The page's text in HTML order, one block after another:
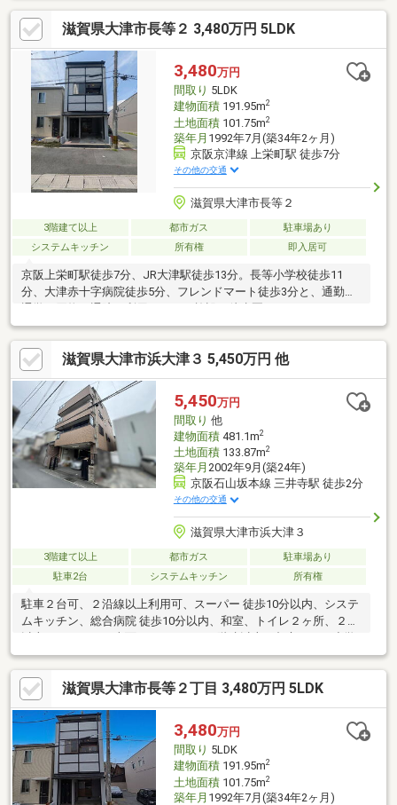
もおススメです。●土地面積約34.74坪ございます、既存の建物を
解体して新築用地としてもいかがでしょうか《周辺施設のおスス
メポイント》●長等小学校まで約990ｍ●フレンドマート大津なか
まち店まで約920ｍ●キリン堂皇子山店まで約1140ｍ●大津赤十字
病院まで約790ｍ
滋賀県大津市長等２ 3,480万円 5LDK
3,480万円
間取り 5LDK
建物面積191.95m2
土地面積101.75m2
築年月 1992年7月(築34年2ヶ月)
京阪京津線 上栄町駅 徒歩7分
その他の交通
滋賀県大津市長等２
3階建て以上 都市ガス
駐車場あり
システムキッチン
所有権 即入居可
京阪上栄町駅徒歩7分、JR大津駅徒歩13分。長等小学校徒歩11
分、大津赤十字病院徒歩5分、フレンドマート徒歩3分と、通勤・
2026年4月リフォーム済みの鉄骨造3階建て。約20.2帖のLDKを中
心に、和室2室・洋室3室を備えた5LDKです。キッチン・浴室・洗
面台・トイレを新調し、外壁塗装、クロスやフロアタイル、畳、
襖、障子の貼替も実施。各居室は6帖以上を確保し、寝室・子ども
部屋・仕事部屋など用途に合わせて使い分けられます。屋根裏収
納や各所の収納、駐車スペースも備え、駅・学校・病院・買物施
設が徒歩圏にまとまった住環境です。
滋賀県大津市浜大津３ 5,450万円 他
5,450万円
間取り 他
建物面積481.1m2
土地面積133.87m2
築年月 2002年9月(築24年)
京阪石山坂本線 三井寺駅 徒歩2分
その他の交通
滋賀県大津市浜大津３
3階建て以上 都市ガス
駐車場あり
駐車2台
システムキッチン 所有権
駐車２台可、２沿線以上利用可、スーパー 徒歩10分以内、システ
ムキッチン、総合病院 徒歩10分以内、和室、トイレ２ヶ所、２面
校 徒歩10分以内、平坦地、納戸
滋賀県大津市長等２丁目 3,480万円 5LDK
3,480万円
間取り 5LDK
建物面積191.95m2
土地面積101.75m2
築年月 1992年7月(築34年2ヶ月)